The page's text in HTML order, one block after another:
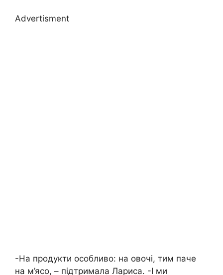
Advertisment
-На продукти особливо: на овочі, тим паче
на м’ясо, – підтримала Лариса. -І ми